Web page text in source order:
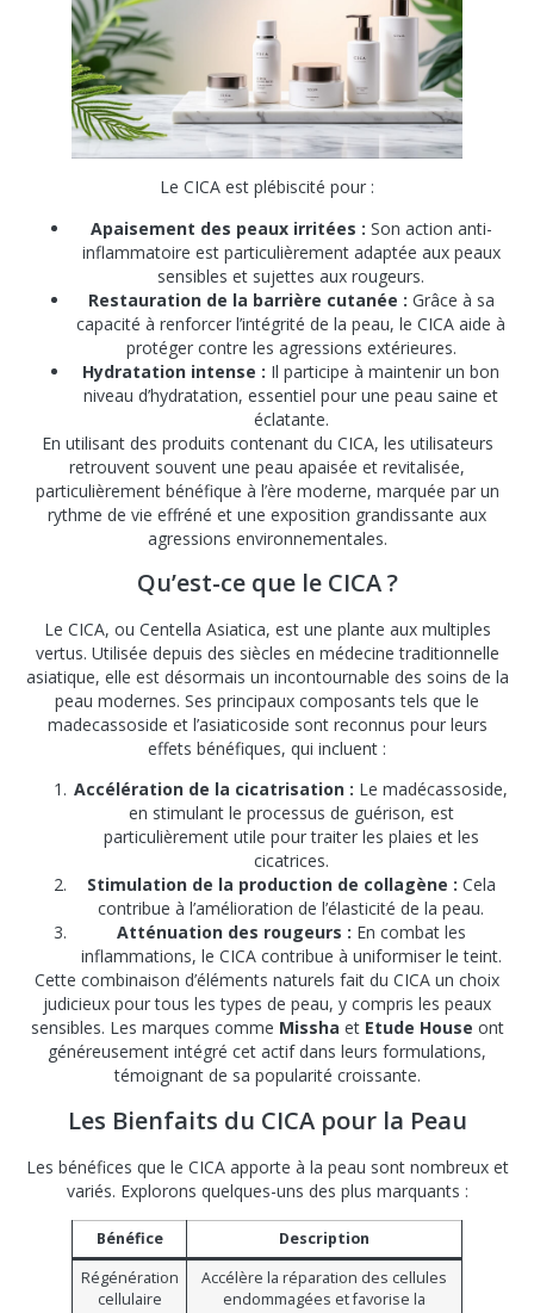
Le CICA est plébiscité pour :
Apaisement des peaux irritées : Son action anti-
inflammatoire est particulièrement adaptée aux peaux
sensibles et sujettes aux rougeurs.
Restauration de la barrière cutanée : Grâce à sa
capacité à renforcer l’intégrité de la peau, le CICA aide à
protéger contre les agressions extérieures.
Hydratation intense : Il participe à maintenir un bon
niveau d’hydratation, essentiel pour une peau saine et
éclatante.
En utilisant des produits contenant du CICA, les utilisateurs
retrouvent souvent une peau apaisée et revitalisée,
particulièrement bénéfique à l’ère moderne, marquée par un
rythme de vie effréné et une exposition grandissante aux
agressions environnementales.
Qu’est-ce que le CICA ?
Le CICA, ou Centella Asiatica, est une plante aux multiples
vertus. Utilisée depuis des siècles en médecine traditionnelle
asiatique, elle est désormais un incontournable des soins de la
peau modernes. Ses principaux composants tels que le
madecassoside et l’asiaticoside sont reconnus pour leurs
effets bénéfiques, qui incluent :
Accélération de la cicatrisation : Le madécassoside,
en stimulant le processus de guérison, est
particulièrement utile pour traiter les plaies et les
cicatrices.
Stimulation de la production de collagène : Cela
contribue à l’amélioration de l’élasticité de la peau.
Atténuation des rougeurs : En combat les
inflammations, le CICA contribue à uniformiser le teint.
Cette combinaison d’éléments naturels fait du CICA un choix
judicieux pour tous les types de peau, y compris les peaux
sensibles. Les marques comme Missha et Etude House ont
généreusement intégré cet actif dans leurs formulations,
témoignant de sa popularité croissante.
Les Bienfaits du CICA pour la Peau
Les bénéfices que le CICA apporte à la peau sont nombreux et
variés. Explorons quelques-uns des plus marquants :
Bénéfice
Description
Régénération
cellulaire
Accélère la réparation des cellules
endommagées et favorise la